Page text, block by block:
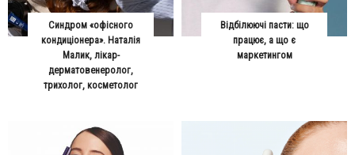
Синдром «офісного
кондиціонера». Наталія
Малик, лікар-
дерматовенеролог,
трихолог, косметолог
Відбілюючі пасти: що
працює, а що є
маркетингом